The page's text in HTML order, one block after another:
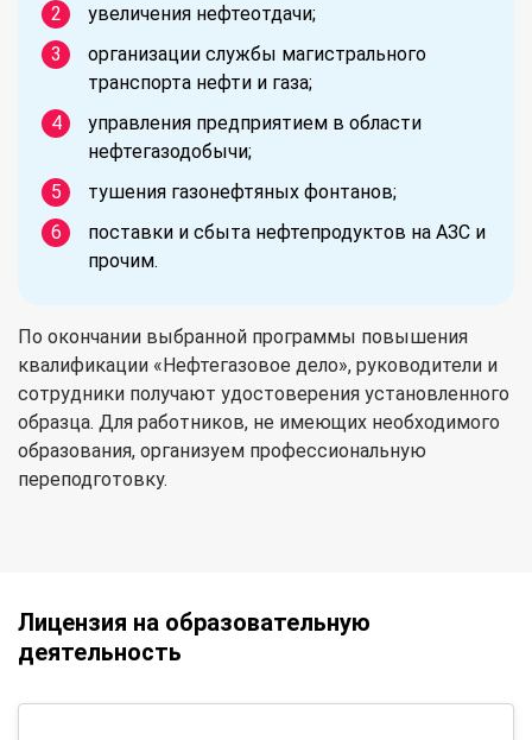
увеличения нефтеотдачи;
организации службы магистрального
транспорта нефти и газа;
управления предприятием в области
нефтегазодобычи;
тушения газонефтяных фонтанов;
поставки и сбыта нефтепродуктов на АЗС и
прочим.
По окончании выбранной программы повышения
квалификации «Нефтегазовое дело», руководители и
сотрудники получают удостоверения установленного
образца. Для работников, не имеющих необходимого
образования, организуем профессиональную
переподготовку.
Лицензия на образовательную
деятельность